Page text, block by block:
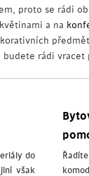
proto se rádi
a na
rádi vracet
do
však